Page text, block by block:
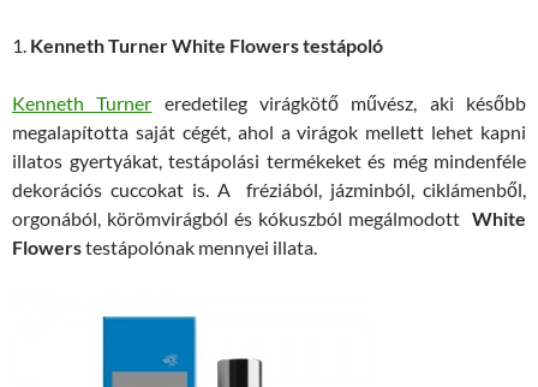
1. Kenneth Turner White Flowers testápoló
Kenneth Turner eredetileg virágkötő művész, aki később
megalapította saját cégét, ahol a virágok mellett lehet kapni
illatos gyertyákat, testápolási termékeket és még mindenféle
dekorációs cuccokat is. A fréziából, jázminból, ciklámenből,
orgonából, körömvirágból és kókuszból megálmodott White
Flowerstestápolónak mennyei illata.